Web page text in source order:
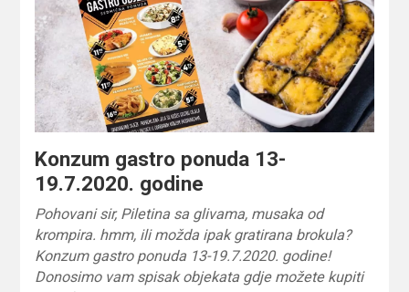
Konzum gastro ponuda 13-
19.7.2020. godine
Pohovani sir, Piletina sa glivama, musaka od
krompira. hmm, ili možda ipak gratirana brokula?
Konzum gastro ponuda 13-19.7.2020. godine!
Donosimo vam spisak objekata gdje možete kupiti